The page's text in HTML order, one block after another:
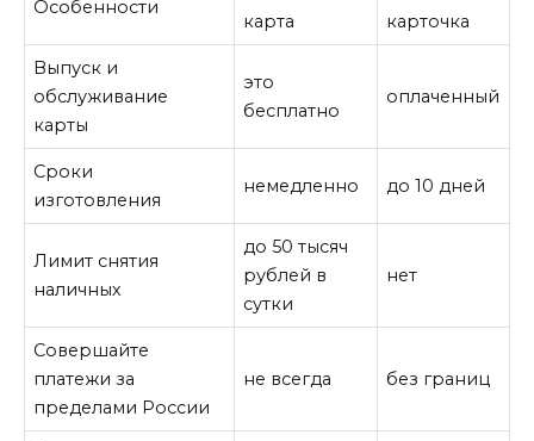
Особенности
карта
карточка
Выпуск и
обслуживание
карты
это
бесплатно
оплаченный
Сроки
изготовления
немедленно до 10 дней
Лимит снятия
наличных
до 50 тысяч
рублей в
сутки
нет
Совершайте
платежи за
пределами России
не всегда без границ